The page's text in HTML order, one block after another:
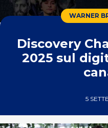
WARNER
Discovery
2025 sul
5